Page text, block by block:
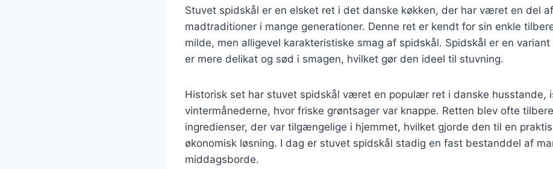
Stuvet spidskål er en elsket ret i det danske køkken, der har været en del
madtraditioner i mange generationer. Denne ret er kendt for sin enkle
milde, men alligevel karakteristiske smag af spidskål. Spidskål er en
er mere delikat og sød i smagen, hvilket gør den ideel til stuvning.
Historisk set har stuvet spidskål været en populær ret i danske husstande,
vintermånederne, hvor friske grøntsager var knappe. Retten blev ofte
ingredienser, der var tilgængelige i hjemmet, hvilket gjorde den til en
økonomisk løsning. I dag er stuvet spidskål stadig en fast bestanddel af
middagsborde.